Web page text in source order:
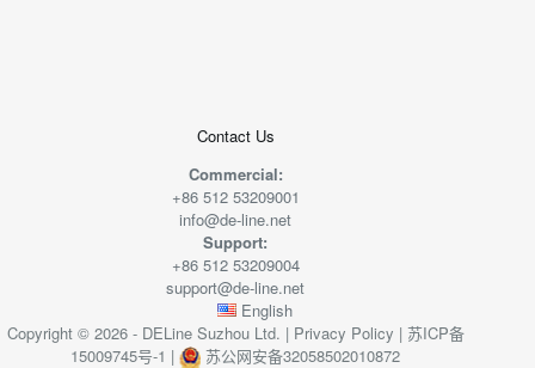
Contact Us
Commercial:
+86 512 53209001
info@de-line.net
Support:
+86 512 53209004
support@de-line.net
English
Copyright © 2026 - DELine Suzhou Ltd. | Privacy Policy | 苏ICP备
15009745号-1 | 苏公网安备32058502010872